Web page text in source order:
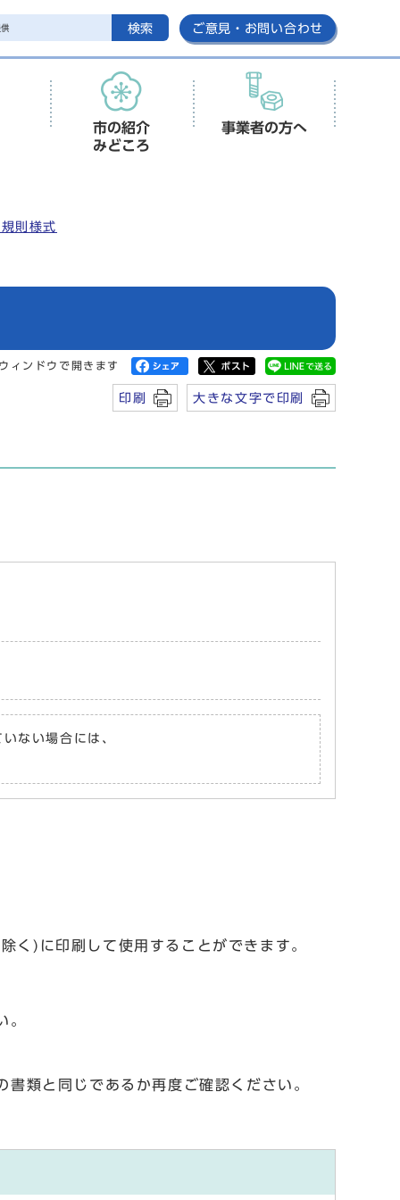
検索 ご意見・お問い合わせ
市の紹介
みどころ
事業者の方へ
則様式
ィンドウで開きます
印刷 大きな文字で印刷
ない場合には、
く)に印刷して使用することができます。
。
類と同じであるか再度ご確認ください。